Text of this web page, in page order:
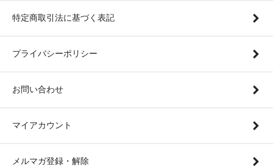
特定商取引法に基づく表記
プライバシーポリシー
お問い合わせ
マイアカウント
メルマガ登録・解除